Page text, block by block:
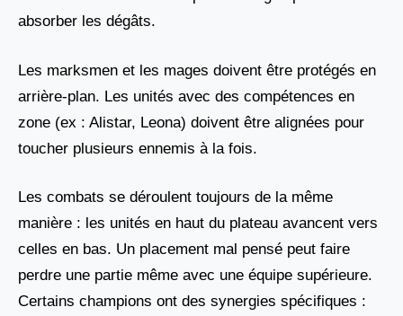
absorber les dégâts.
Les marksmen et les mages doivent être protégés en
arrière-plan. Les unités avec des compétences en
zone (ex : Alistar, Leona) doivent être alignées pour
toucher plusieurs ennemis à la fois.
Les combats se déroulent toujours de la même
manière : les unités en haut du plateau avancent vers
celles en bas. Un placement mal pensé peut faire
perdre une partie même avec une équipe supérieure.
Certains champions ont des synergies spécifiques :